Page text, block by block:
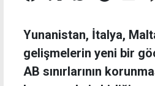
Yunanistan, İtalya,
gelişmelerin yeni bir
AB sınırlarının